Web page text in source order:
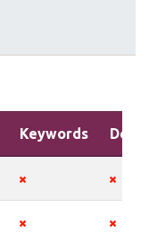
Keywords